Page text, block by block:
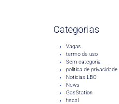
Categorias
Vagas
termo de uso
Sem categoria
politica de privacidade
Noticias LBC
News
GasStation
fiscal